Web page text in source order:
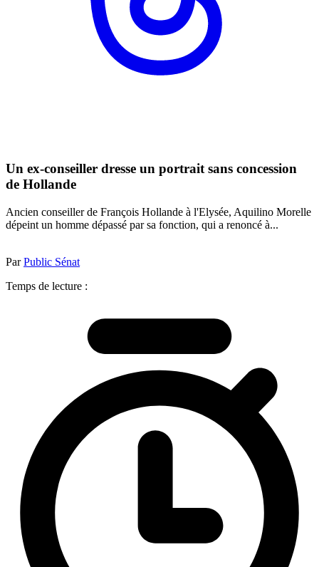
Un ex-conseiller dresse un portrait sans concession
de Hollande
Ancien conseiller de François Hollande à l'Elysée, Aquilino Morelle
dépeint un homme dépassé par sa fonction, qui a renoncé à...
ParPublic Sénat
Temps de lecture :